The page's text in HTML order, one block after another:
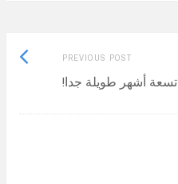
PREVIOUS POST
Previous
post:تسعة أشهر طويلة جدا!